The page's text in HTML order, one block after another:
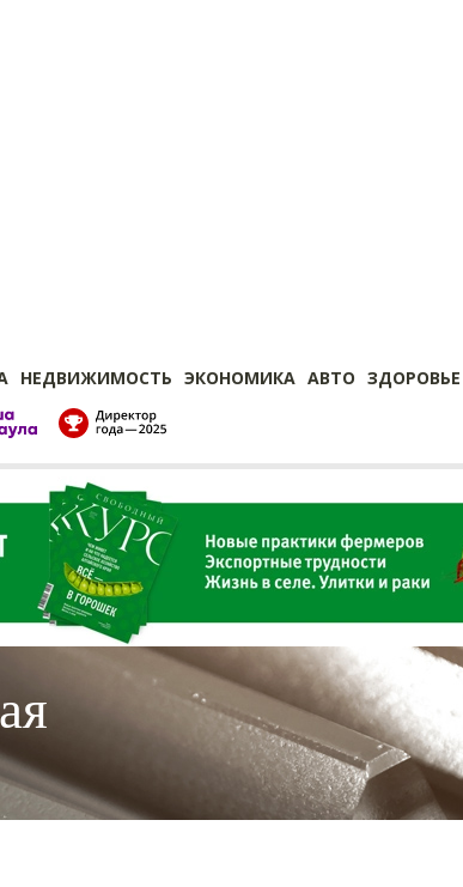
НЕДВИЖИМОСТЬ ЭКОНОМИКА АВТО ЗДОРОВЬЕ